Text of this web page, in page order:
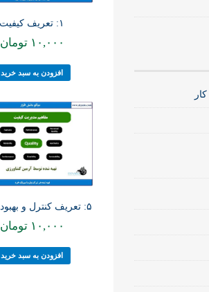
۱: تعریف کیفیت
۱۰,۰۰۰ تومان
افزودن به سبد خرید
۵: تعریف کنترل و بهبود کیفیت
۱۰,۰۰۰ تومان
افزودن به سبد خرید